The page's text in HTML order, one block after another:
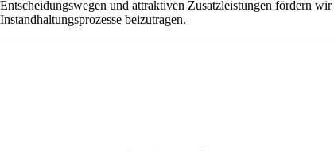
Entscheidungswegen und attraktiven Zusatzleistungen fördern
Instandhaltungsprozesse beizutragen.